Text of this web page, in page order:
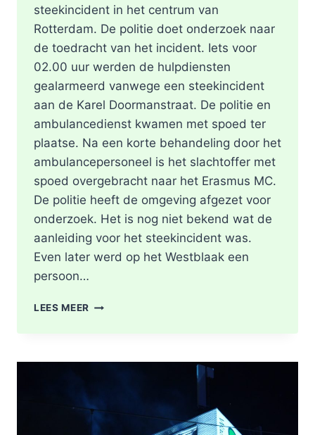
steekincident in het centrum van
Rotterdam. De politie doet onderzoek naar
de toedracht van het incident. Iets voor
02.00 uur werden de hulpdiensten
gealarmeerd vanwege een steekincident
aan de Karel Doormanstraat. De politie en
ambulancedienst kwamen met spoed ter
plaatse. Na een korte behandeling door het
ambulancepersoneel is het slachtoffer met
spoed overgebracht naar het Erasmus MC.
De politie heeft de omgeving afgezet voor
onderzoek. Het is nog niet bekend wat de
aanleiding voor het steekincident was.
Even later werd op het Westblaak een
persoon…
LEES MEER POLITIE
STEEKINCIDENT
KAREL
DOORMANSTRAAT